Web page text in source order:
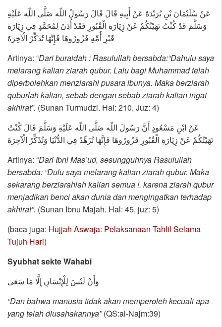
عَنْ سُلَيْمَانَ بْنِ بُرَيْدَةَ عَنْ أَبِيهِ قَالَ قَالَ رَسُولُ اللّه صَلَّى اللّه عَلَيْهِ
وَسَلَّمَ قَدْ كُنْتُ نَهَيْتُكُمْ عَنْ زِيَارَةِ الْقُبُورِ فَقَدْ أُذِنَ لِمُحَمَّدٍ فِي زِيَارَةِ
قَبْرِ أُمِّهِ فَزُورُوهَا فَإِنَّهَا تُذَكِّرُ الْآخِرَةَ
Artinya: “Dari buraidah : Rasulullah bersabda:“Dahulu saya
melarang kalian ziarah qubur. Lalu bagi Muhammad telah
diperbolehkan menziarahi pusara ibunya. Maka berziarah
quburlah kalian, sebab dengan sebab ziarah kalian ingat
akhirat”. (Sunan Turmudzi. Hal: 210, Juz: 4)
عَنْ ابْنِ مَسْعُودٍ أَنَّ رَسُولَ اللّه صَلَّى اللّه عَلَيْهِ وَسَلَّمَ قَالَ كُنْتُ
نَهَيْتُكُمْ عَنْ زِيَارَةِ الْقُبُورِ فَزُورُوهَا فَإِنَّهَا تُزَهِّدُ فِي الدُّنْيَا وَتُذَكِّرُ الْآخِرَةَ
Artinya: “Dari Ibni Mas’ud, sesungguhnya Rasulullah
bersabda: “Dulu saya melarang kalian ziarah qubur. Maka
sekarang berziarahlah kalian semua !. karena ziarah qubur
menjadikan benci akan dunia dan mengingatkan terhadap
akhirat”. (Sunan Ibnu Majah. Hal: 45, juz: 5)
(baca juga: Hujjah Aswaja: Pelaksanaan Tahlil Selama
Tujuh Hari)
Syubhat sekte Wahabi
وَأَنْ لَيْسَ لِلْإِنْسَانِ إِلَّا مَا سَعَى
“Dan bahwa manusia tidak akan memperoleh kecuali apa
yang telah diusahakannya”(QS:al-Najm:39)